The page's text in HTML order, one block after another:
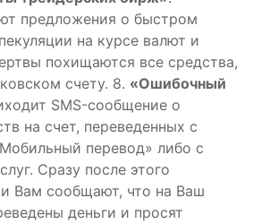
предложения о быстром
на курсе валют и
похищаются все средства,
счету. 8. «Ошибочный
SMS-сообщение о
на счет, переведенных с
перевод» либо с
Сразу после этого
и Вам сообщают, что на Ваш
деньги и просят